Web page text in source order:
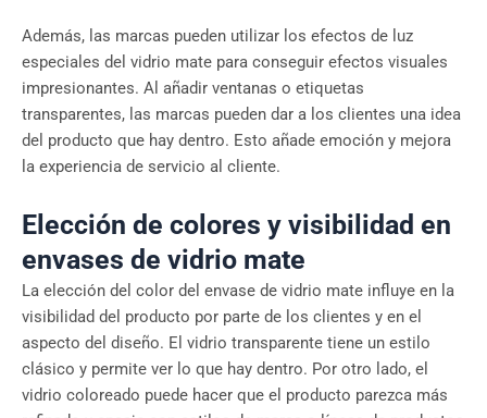
Además, las marcas pueden utilizar los efectos de luz
especiales del vidrio mate para conseguir efectos visuales
impresionantes. Al añadir ventanas o etiquetas
transparentes, las marcas pueden dar a los clientes una idea
del producto que hay dentro. Esto añade emoción y mejora
la experiencia de servicio al cliente.
Elección de colores y visibilidad en
envases de vidrio mate
La elección del color del envase de vidrio mate influye en la
visibilidad del producto por parte de los clientes y en el
aspecto del diseño. El vidrio transparente tiene un estilo
clásico y permite ver lo que hay dentro. Por otro lado, el
vidrio coloreado puede hacer que el producto parezca más